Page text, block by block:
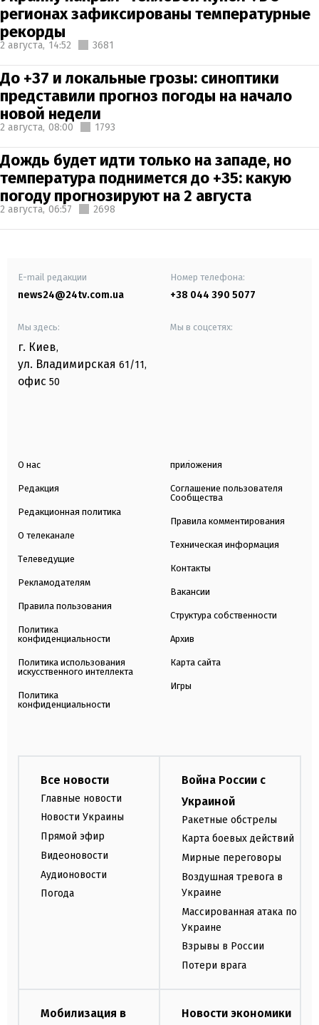
регионах зафиксированы температурные
рекорды
2 августа, 14:52 3681
До +37 и локальные грозы: синоптики
представили прогноз погоды на начало
новой недели
2 августа, 08:00 1793
Дождь будет идти только на западе, но
температура поднимется до +35: какую
погоду прогнозируют на 2 августа
2 августа, 06:57 2698
E-mail редакции
news24@24tv.com.ua
Номер телефона:
+38 044 390 5077
Мы здесь:
г. Киев,
ул. Владимирская 61/11,
офис 50
Мы в соцсетях:
О нас
Редакция
Редакционная политика
О телеканале
Телеведущие
Рекламодателям
Правила пользования
Политика
конфиденциальности
Политика использования
искусственного интеллекта
Политика
конфиденциальности
приложения
Соглашение пользователя
Сообщества
Правила комментирования
Техническая информация
Контакты
Вакансии
Структура собственности
Архив
Карта сайта
Игры
Все новости
Главные новости
Новости Украины
Прямой эфир
Видеоновости
Аудионовости
Погода
Война России с
Украиной
Ракетные обстрелы
Карта боевых действий
Мирные переговоры
Воздушная тревога в
Украине
Массированная атака по
Украине
Взрывы в России
Потери врага
Мобилизация в
Новости экономики